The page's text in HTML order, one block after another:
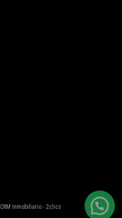
CRM Inmobiliario - 2clics